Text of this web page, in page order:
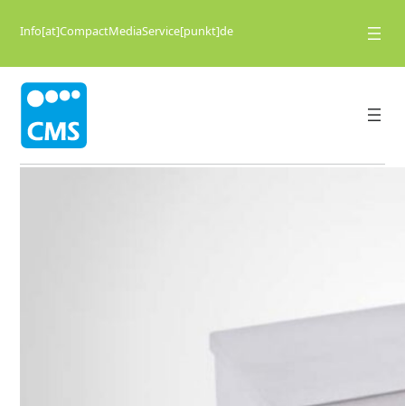
Info[at]CompactMediaService[punkt]de